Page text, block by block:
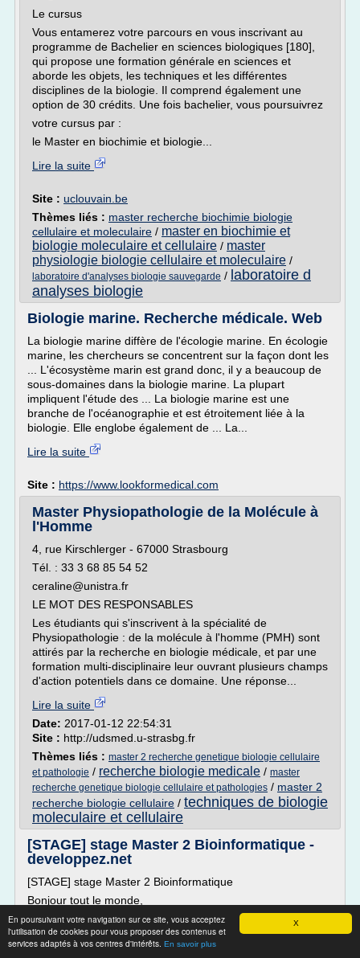
X
En poursuivant votre navigation sur ce site, vous acceptez
l'utilisation de cookies pour vous proposer des contenus et
services adaptés à vos centres d'intérêts. En savoir plus
Le cursus
Vous entamerez votre parcours en vous inscrivant au
programme de Bachelier en sciences biologiques [180],
qui propose une formation générale en sciences et
aborde les objets, les techniques et les différentes
disciplines de la biologie. Il comprend également une
option de 30 crédits. Une fois bachelier, vous poursuivrez
votre cursus par :
le Master en biochimie et biologie...
Lire la suite
Site : uclouvain.be
Thèmes liés : master recherche biochimie biologie
cellulaire et moleculaire / master en biochimie et
biologie moleculaire et cellulaire / master
physiologie biologie cellulaire et moleculaire /
laboratoire d'analyses biologie sauvegarde / laboratoire d
analyses biologie
Biologie marine. Recherche médicale. Web
La biologie marine diffère de l'écologie marine. En écologie
marine, les chercheurs se concentrent sur la façon dont les
... L'écosystème marin est grand donc, il y a beaucoup de
sous-domaines dans la biologie marine. La plupart
impliquent l'étude des ... La biologie marine est une
branche de l'océanographie et est étroitement liée à la
biologie. Elle englobe également de ... La...
Lire la suite
Site : https://www.lookformedical.com
Master Physiopathologie de la Molécule à
l'Homme
4, rue Kirschlerger - 67000 Strasbourg
Tél. : 33 3 68 85 54 52
ceraline@unistra.fr
LE MOT DES RESPONSABLES
Les étudiants qui s'inscrivent à la spécialité de
Physiopathologie : de la molécule à l'homme (PMH) sont
attirés par la recherche en biologie médicale, et par une
formation multi-disciplinaire leur ouvrant plusieurs champs
d'action potentiels dans ce domaine. Une réponse...
Lire la suite
Date: 2017-01-12 22:54:31
Site : http://udsmed.u-strasbg.fr
Thèmes liés : master 2 recherche genetique biologie cellulaire
et pathologie / recherche biologie medicale / master
recherche genetique biologie cellulaire et pathologies / master 2
recherche biologie cellulaire / techniques de biologie
moleculaire et cellulaire
[STAGE] stage Master 2 Bioinformatique -
developpez.net
[STAGE] stage Master 2 Bioinformatique
Bonjour tout le monde,
Je suis en Master 2 professionnel Bioinformatique a la fac
des sciences et techniques de nantes et je cherche un
stage pour l'annee 2011/2012 en France (surtout a Nantes